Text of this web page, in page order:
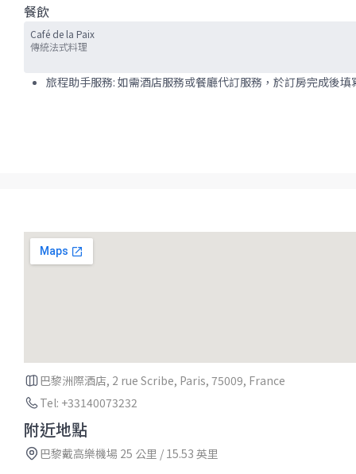
餐飲
Café de la Paix
傳統法式料理
旅程助手服務: 如需酒店服務或餐廳代訂服務，於訂房完成後
巴黎洲際酒店, 2 rue Scribe, Paris, 75009, France
Tel: +33140073232
附近地點
巴黎戴高樂機場 25 公里 / 15.53 英里